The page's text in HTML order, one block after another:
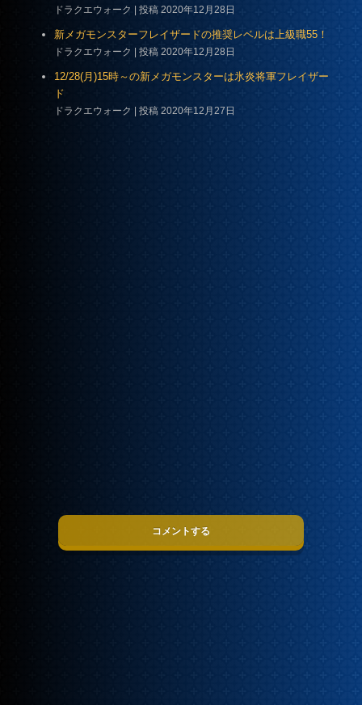
ドラクエウォーク 投稿 2020年12月28日
新メガモンスターフレイザードの推奨レベルは上級職55！
ドラクエウォーク 投稿 2020年12月28日
12/28(月)15時～の新メガモンスターは氷炎将軍フレイザー
ド
ドラクエウォーク 投稿 2020年12月27日
コメントする